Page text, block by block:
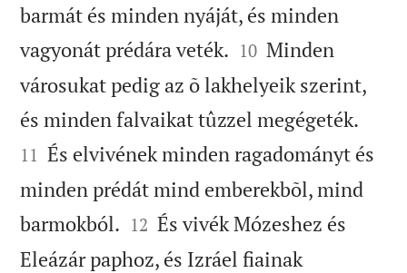
barmát és minden nyáját, és minden
vagyonát prédára veték. 

10 Minden
városukat pedig az õ lakhelyeik szerint,
és minden falvaikat tûzzel megégeték.
11 És elvivének minden ragadományt és
minden prédát mind emberekbõl, mind
barmokból. 

12 És vivék Mózeshez és
Eleázár paphoz, és Izráel fiainak